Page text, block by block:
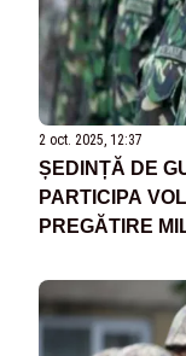
2 oct. 2025, 12:37
ȘEDINȚĂ DE
PARTICIPA
PREGĂTIRE